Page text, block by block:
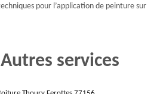
pour l’application de peinture sur
Autres services